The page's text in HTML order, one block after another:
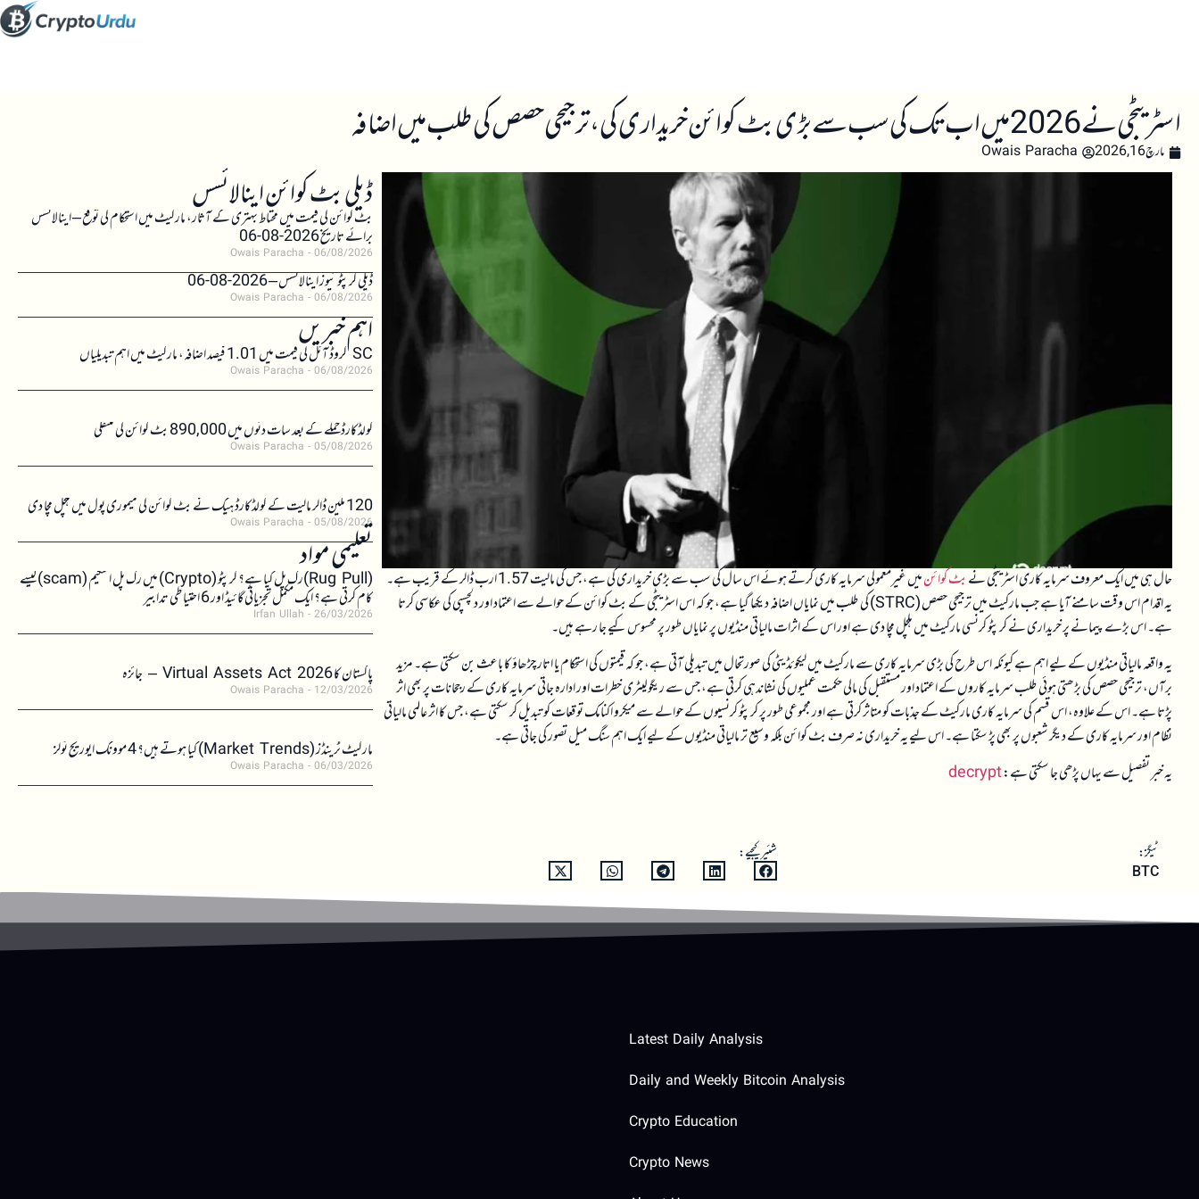
اسٹریٹجی نے 2026 میں اب تک کی سب سے بڑی بٹ کوائن خریداری کی، ترجیحی حصص کی طلب میں اضافہ
مارچ 16, 2026 Owais Paracha
حال ہی میں ایک معروف سرمایہ کاری اسٹریٹجی نےبٹ کوائن
میں غیرمعمولی سرمایہ کاری کرتے ہوئے اس سال کی سب سے بڑی خریداری کی ہے، جس کی مالیت 1.57 ارب ڈالر کے قریب ہے۔
یہ اقدام اس وقت سامنے آیا ہے جب مارکیٹ میں ترجیحی حصص (STRC) کی طلب میں نمایاں اضافہ دیکھا گیا ہے، جو کہ اس اسٹریٹجی کے بٹ کوائن کے حوالے سے اعتماد اور دلچسپی کی عکاسی کرتا
ہے۔ اس بڑے پیمانے پر خریداری نے کرپٹو کرنسی مارکیٹ میں ہلچل مچا دی ہے اور اس کے اثرات مالیاتی منڈیوں پر نمایاں طور پر محسوس کیے جا رہے ہیں۔
یہ واقعہ مالیاتی منڈیوں کے لیے اہم ہے کیونکہ اس طرح کی بڑی سرمایہ کاری سے مارکیٹ میں لیکوئڈیٹی کی صورتحال میں تبدیلی آتی ہے، جو کہ قیمتوں کی استحکام یا اتار چڑھاؤ کا باعث بن سکتی ہے۔ مزید
برآں، ترجیحی حصص کی بڑھتی ہوئی طلب سرمایہ کاروں کے اعتماد اور مستقبل کی مالی حکمت عملیوں کی نشاندہی کرتی ہے، جس سے ریگولیٹری خطرات اور ادارہ جاتی سرمایہ کاری کے رجحانات پر بھی اثر
پڑتا ہے۔ اس کے علاوہ، اس قسم کی سرمایہ کاری مارکیٹ کے جذبات کو متاثر کرتی ہے اور مجموعی طور پر کرپٹو کرنسیوں کے حوالے سے میکرو اکنامک توقعات کو تبدیل کر سکتی ہے، جس کا اثر عالمی مالیاتی
نظام اور سرمایہ کاری کے دیگر شعبوں پر بھی پڑ سکتا ہے۔ اس لیے یہ خریداری نہ صرف بٹ کوائن بلکہ وسیع تر مالیاتی منڈیوں کے لیے ایک اہم سنگ میل تصور کی جاتی ہے۔
یہ خبر تفصیل سے یہاں پڑھی جا سکتی ہے:decrypt
ٹیگز:
BTC
شئیر کیجیے:
ڈیلی بٹ کوائن اینالائسس
بٹ کوائن کی قیمت میں محتاط بہتری کے آثار، مارکیٹ میں استحکام کی توقع – اینالائسس
برائے تاریخ 2026-08-06
Owais Paracha 06/08/2026
ڈیلی کرپٹو نیوز اینالائسس – 2026-08-06
Owais Paracha 06/08/2026
اہم خبریں
SC کروڈ آئل کی قیمت میں 1.01 فیصد اضافہ، مارکیٹ میں اہم تبدیلیاں
Owais Paracha 06/08/2026
کولڈکارڈ حملے کے بعد سات دنوں میں 890,000 بٹ کوائن کی منتقلی
Owais Paracha 05/08/2026
120 ملین ڈالر مالیت کے کولڈکارڈ ہیک نے بٹ کوائن کی میموری پول میں ہلچل مچا دی
Owais Paracha 05/08/2026
تعلیمی مواد (Rug Pull)رگ پل کیا ہے؟ کرپٹو (Crypto) میں رگ پل اسکیم (scam)کیسے
کام کرتی ہے؟ ایک مکمل تجزیاتی گائیڈ اور 6 احتیاطی تدابیر
Irfan Ullah 26/03/2026
پاکستان کا Virtual Assets Act 2026 – جائزہ
Owais Paracha 12/03/2026
مارکیٹ ٹرینڈز (Market Trends) کیا ہوتے ہیں؟ 4 موونگ ایوریج ٹولز
Owais Paracha 06/03/2026
Latest Daily Analysis
Daily and Weekly Bitcoin Analysis
Crypto Education
Crypto News